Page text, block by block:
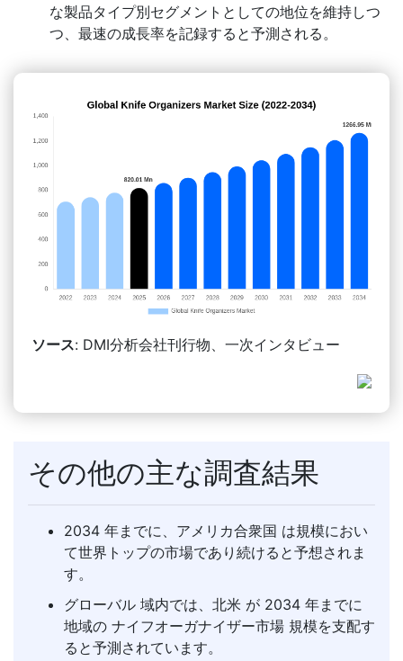
な製品タイプ別セグメントとしての地位を維持しつ
つ、最速の成長率を記録すると予測される。
ソース: DMI分析会社刊行物、一次インタビュー
その他の主な調査結果
2034 年までに、アメリカ合衆国 は規模におい
て世界トップの市場であり続けると予想されま
す。
グローバル 域内では、北米 が 2034 年までに
地域の ナイフオーガナイザー市場 規模を支配す
ると予測されています。